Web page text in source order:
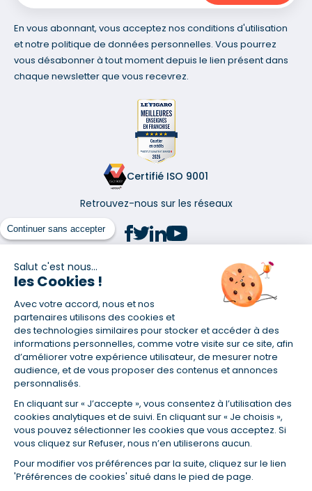
Continuer sans accepter
Salut c'est nous...
les Cookies !
Avec votre accord, nous et nos
partenaires utilisons des cookies et
des technologies similaires pour stocker et accéder à des
informations personnelles, comme votre visite sur ce site, afin
d’améliorer votre expérience utilisateur, de mesurer notre
audience, et de vous proposer des contenus et annonces
personnalisés.
En cliquant sur « J’accepte », vous consentez à l’utilisation des
cookies analytiques et de suivi. En cliquant sur « Je choisis »,
vous pouvez sélectionner les cookies que vous acceptez. Si
vous cliquez sur Refuser, nous n’en utiliserons aucun.
Pour modifier vos préférences par la suite, cliquez sur le lien
'Préférences de cookies' situé dans le pied de page.
En vous abonnant, vous acceptez nos conditions d'utilisation
et notre politique de données personnelles. Vous pourrez
vous désabonner à tout moment depuis le lien présent dans
chaque newsletter que vous recevrez.
Certifié ISO 9001
Retrouvez-nous sur les réseaux
(1) Taux fixe national hors assurance et selon votre profil
(2) Économie de 65 % pour l'assurance d'un prêt amortissable de 330
457,23 € à 0,90 % sur 19,5 ans, accordé à un salarié non cadre assuré à
100 % (décès, PTIA, IPP, ITT, IPP) âgé de 36 ans fumeur et une personne
salariée non cadre assurée à 100 % (décès, PTIA, IPP, ITT, IPP) âgée de 35
ans et non-fumeur, tous deux sans risque médical connu. Au
14/07/2019, coût de l'assurance proposée par la banque 179,08 €/mois
en moyenne contre 64,60 €/mois en moyenne au 14/07/2022 avec
Empruntis.com (TAEA : 0,44 %, coût total de l'assurance : 15 117,65 €).
(3) Taux minimum pour un crédit consommation d'un montant fixé entre
5 000 et 20 000 euros, selon profil et durée.
(4) La diminution du montant des mensualités entraîne l'allongement
de la durée de remboursement ainsi que la hausse du coût total du
(5) Banques de réseau, mutualistes, spécialisées, directions
régionales, organismes de crédit selon votre profil et votre demande.